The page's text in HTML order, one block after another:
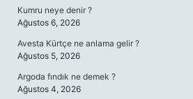
Kumru neye denir ?
Ağustos 6, 2026
Avesta Kürtçe ne anlama gelir ?
Ağustos 5, 2026
Argoda fındık ne demek ?
Ağustos 4, 2026